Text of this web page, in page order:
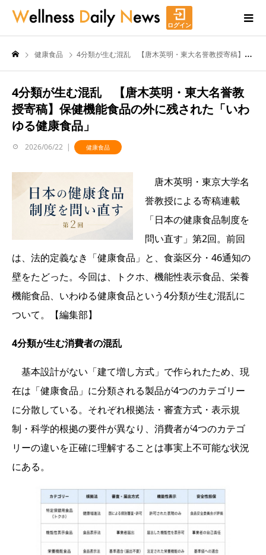
ログイン
健康食品 4分類が生む混乱 【唐木英明・東大名誉教授寄稿】保健機能食品の外に残された「いわゆる健康食品」
4分類が生む混乱 【唐木英明・東大名誉教
授寄稿】保健機能食品の外に残された「いわ
ゆる健康食品」
2026/06/22 健康食品
唐木英明・東京大学名
誉教授による寄稿連載
「日本の健康食品制度を
問い直す」第2回。前回
は、法的定義なき「健康食品」と、食薬区分・46通知の
壁をたどった。今回は、トクホ、機能性表示食品、栄養
機能食品、いわゆる健康食品という4分類が生む混乱に
ついて。【編集部】
4分類が生む消費者の混乱
基本設計がない「建て増し方式」で作られたため、現
在は「健康食品」に分類される製品が4つのカテゴリー
に分散している。それぞれ根拠法・審査方式・表示規
制・科学的根拠の要件が異なり、消費者が4つのカテゴ
リーの違いを正確に理解することは事実上不可能な状況
にある。